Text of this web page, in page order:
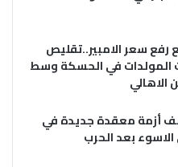
رفع سعر الامبير..تقليص
المولدات في الحسكة وسط
أزمة معقدة جديدة في
بعد الحرب